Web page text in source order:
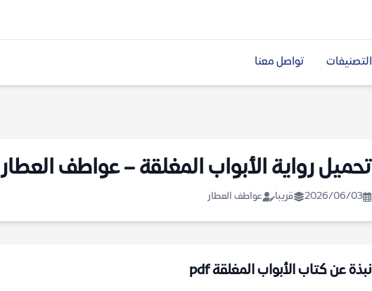
التصنيفات تواصل معنا
تحميل رواية الأبواب المغلقة – عواطف العطار
2026/06/03 قريبا عواطف العطار
نبذة عن كتاب الأبواب المغلقة pdf